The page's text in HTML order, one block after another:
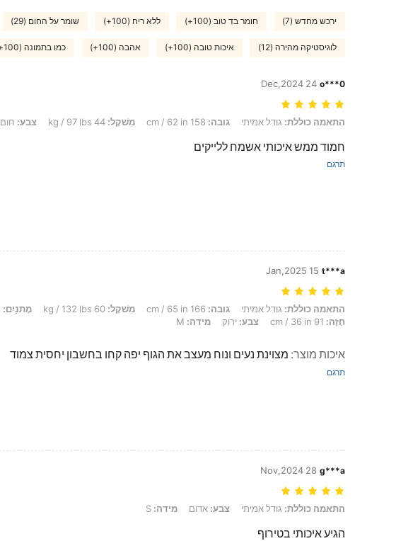
ירכש מחדש (7) חומר בד טוב (100+) ללא ריח (100+) שומר על החום (29)
לוגיסטיקה מהירה (12) איכות טובה (100+) אהבה (100+) כמו בתמונה (100+)
o***0
24 Dec,2024
התאמה כוללת: גודל אמיתי, גובה: 158 cm / 62 in, מִשׁקָל: 44 kg / 97 lbs, צבע: חום, מידה: S
התאמה כוללת: גודל אמיתי גובה: מִשׁקָל: צבע: חום
חמוד ממש איכותי אשמח ללייקים
תרגם
t***a
15 Jan,2025
התאמה כוללת: גודל אמיתי, גובה: 166 cm / 65 in, מִשׁקָל: 60 kg / 132 lbs, מָתנַיִם: 92 cm / 36 in, מוֹתֶן: 70 cm / 28 in, חָזֶה: 91 cm / 36 in, צבע: ירוק, מידה: M
התאמה כוללת: גודל אמיתי גובה: מִשׁקָל: מָתנַיִם:
חָזֶה:
צבע: ירוק מידה:
איכות מוצר: מצוינת נעים ונוח מעצב את הגוף יפה קחו בחשבון יחסית צמוד
תרגם
g***a
28 Nov,2024
התאמה כוללת: גודל אמיתי, צבע: אדום, מידה: S
התאמה כוללת: גודל אמיתי צבע: אדום מידה:
הגיע איכותי בטירוף